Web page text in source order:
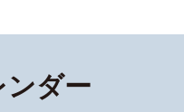
ンダー